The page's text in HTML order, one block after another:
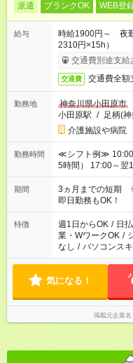
派遣 ブランクOK WEB登
給与
時給1900円～ 夜
2310円×15h）
交通費別途支給
交通費 交通費全額
勤務地
神奈川県小田原市
小田原駅 / 足柄(
介護施設や病院
勤務時間
≪シフト例≫ 10:00
5時間） 17:00～翌10:00（
働く時間は調整で
期間
3ヵ月までの短期
即日勤務もOK！
特徴 週1日からOK / 日
業・WワークOK /
なし / パソコンス
気になる！
掲載元企業名